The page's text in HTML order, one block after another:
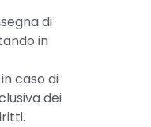
di
in
caso di
dei